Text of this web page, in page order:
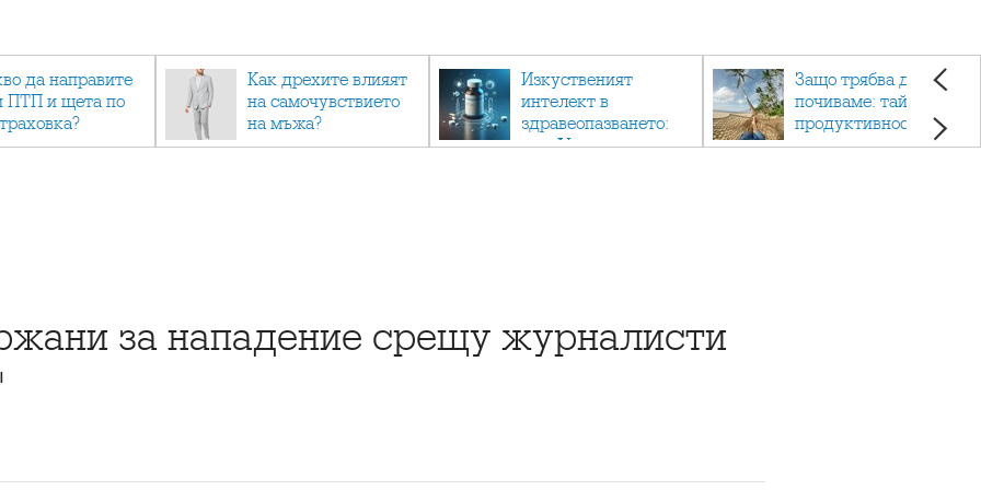
да направите
ПТП и щета по
Как дрехите влияят
на самочувствието
на мъжа?
Изкуственият
интелект в
здравеопазването:
как AI променя
Защо трябва да си
почиваме: тайната на
продуктивността,
здравето и добрия
за нападение срещу журналисти